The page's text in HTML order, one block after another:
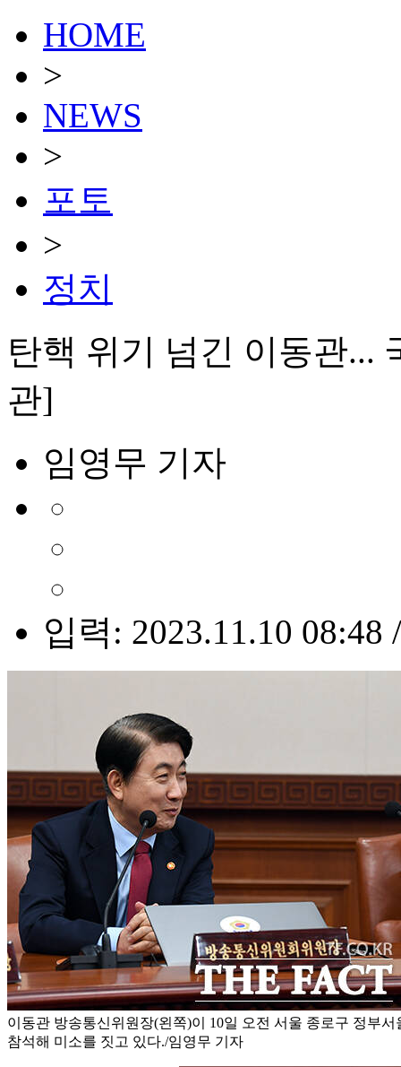
HOME
>
NEWS
>
포토
>
정치
탄핵 위기 넘긴 이동관...
관]
임영무 기자
입력: 2023.11.10 08:48
이동관 방송통신위원장(왼쪽)이 10일 오전 서울 종로구 정부
참석해 미소를 짓고 있다./임영무 기자